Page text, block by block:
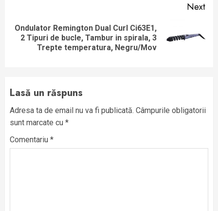
Next
Next
Ondulator Remington Dual Curl Ci63E1,
2 Tipuri de bucle, Tambur in spirala, 3
Trepte temperatura, Negru/Mov
Lasă un răspuns
Adresa ta de email nu va fi publicată. Câmpurile obligatorii
sunt marcate cu *
Comentariu *